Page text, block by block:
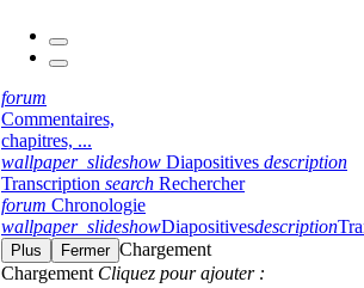
forum
Commentaires,
chapitres, ...
wallpaper_slideshow Diapositives description
Transcription search Rechercher
forum Chronologie
wallpaper_slideshowDiapositivesdescription
Plus Fermer Chargement
Chargement Cliquez pour ajouter :